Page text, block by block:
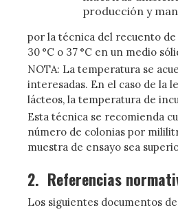
producción y
por la técnica del recuento
30 °C o 37 °C en un medio
NOTA: La temperatura se
interesadas. En el caso de la
lácteos, la temperatura de
Esta técnica se recomienda
número de colonias por
muestra de ensayo sea
2. Referencias
Los siguientes documentos